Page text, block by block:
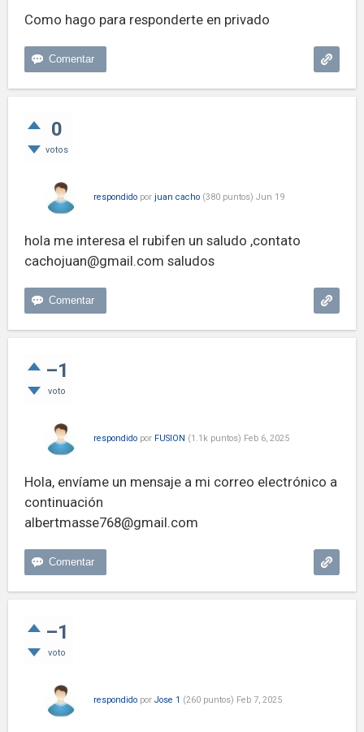
Como hago para responderte en privado
0
votos
respondido por juan cacho (380 puntos) Jun 19
hola me interesa el rubifen un saludo ,contato
cachojuan@gmail.com saludos
–1
voto
respondido por FUSION (1.1k puntos) Feb 6, 2025
Hola, envíame un mensaje a mi correo electrónico a
continuación
albertmasse768@gmail.com
–1
voto
respondido por Jose 1 (260 puntos) Feb 7, 2025